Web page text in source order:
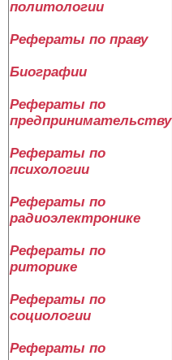
политологии
Рефераты по праву
Биографии
Рефераты по
предпринимательству
Рефераты по
психологии
Рефераты по
радиоэлектронике
Рефераты по
риторике
Рефераты по
социологии
Рефераты по